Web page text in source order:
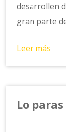
desarrollen
gran parte
Leer más
Lo